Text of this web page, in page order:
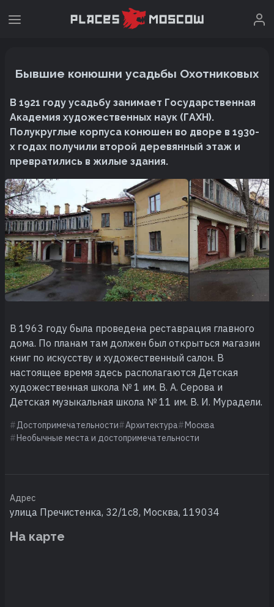
Бывшие конюшни усадьбы Охотниковых
В 1921 году усадьбу занимает Государственная
Академия художественных наук (ГАХН).
Полукруглые корпуса конюшен во дворе в 1930-
х годах получили второй деревянный этаж и
превратились в жилые здания.
В 1963 году была проведена реставрация главного
дома. По планам там должен был открыться магазин
книг по искусству и художественный салон. В
настоящее время здесь располагаются Детская
художественная школа № 1 им. В. А. Серова и
Детская музыкальная школа № 11 им. В. И. Мурадели.
Достопримечательности Архитектура
Москва
Необычные места и достопримечательности
Адрес
улица Пречистенка, 32/1с8, Москва, 119034
На карте